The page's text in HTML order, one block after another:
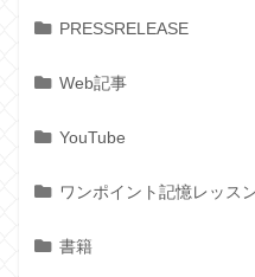
PRESSRELEASE
Web記事
YouTube
ワンポイント記憶レッス
書籍